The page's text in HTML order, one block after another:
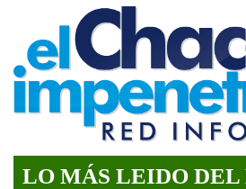
LO MÁS LEIDO DEL